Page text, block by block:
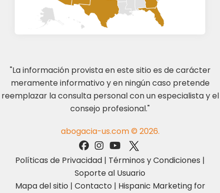
"La información provista en este sitio es de carácter
meramente informativo y en ningún caso pretende
reemplazar la consulta personal con un especialista y el
consejo profesional."
abogacia-us.com © 2026.
Políticas de Privacidad | Términos y Condiciones |
Soporte al Usuario
Mapa del sitio | Contacto | Hispanic Marketing for